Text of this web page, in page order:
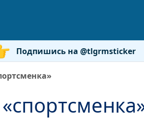
Подпишись на @tlgrmsticker